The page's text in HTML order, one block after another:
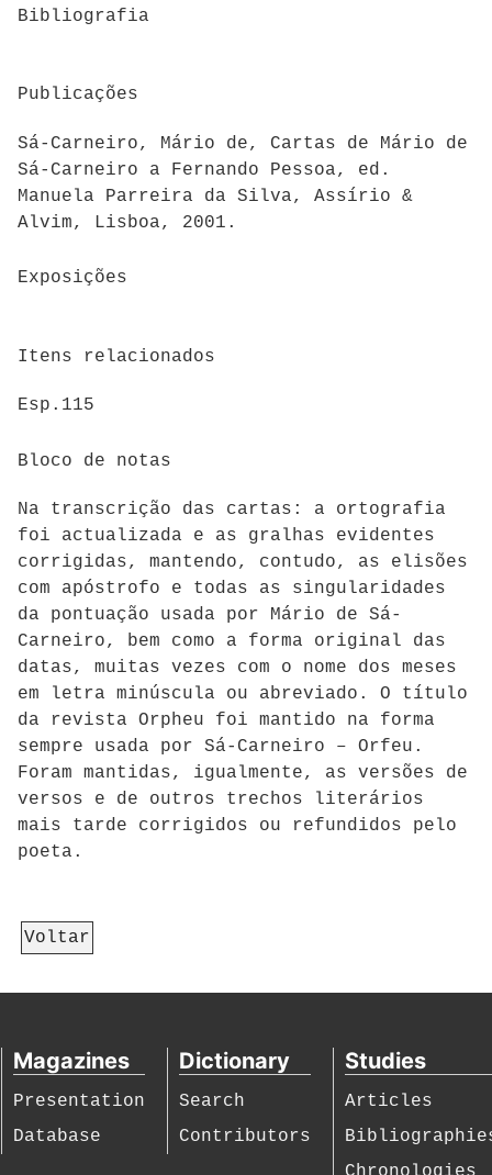
Bibliografia
Publicações
Sá-Carneiro, Mário de, Cartas de Mário de
Sá-Carneiro a Fernando Pessoa, ed.
Manuela Parreira da Silva, Assírio &
Alvim, Lisboa, 2001.
Exposições
Itens relacionados
Esp.115
Bloco de notas
Na transcrição das cartas: a ortografia
foi actualizada e as gralhas evidentes
corrigidas, mantendo, contudo, as elisões
com apóstrofo e todas as singularidades
da pontuação usada por Mário de Sá-
Carneiro, bem como a forma original das
datas, muitas vezes com o nome dos meses
em letra minúscula ou abreviado. O título
da revista Orpheu foi mantido na forma
sempre usada por Sá-Carneiro – Orfeu.
Foram mantidas, igualmente, as versões de
versos e de outros trechos literários
mais tarde corrigidos ou refundidos pelo
poeta.
Voltar
Magazines
Presentation
Database
Dictionary
Search
Contributors
Studies
Articles